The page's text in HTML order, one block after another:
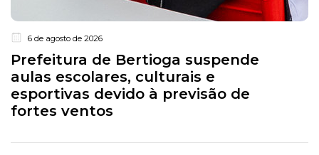
6 de agosto de 2026
Prefeitura de Bertioga suspende
aulas escolares, culturais e
esportivas devido à previsão de
fortes ventos